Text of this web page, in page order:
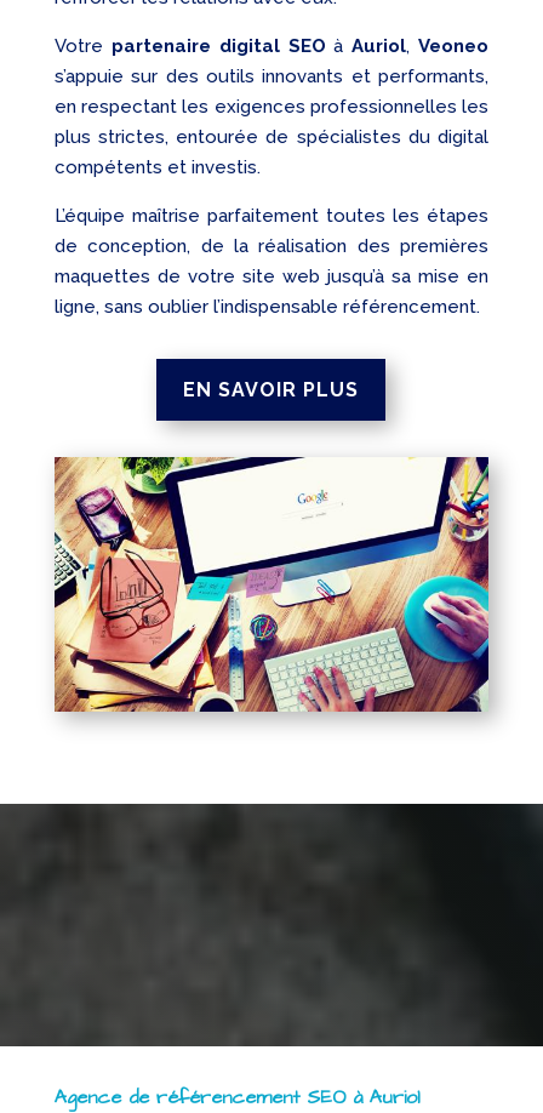
Votre partenaire digital SEO àAuriol,Veoneo
s’appuie sur des outils innovants et performants,
en respectant les exigences professionnelles les
plus strictes, entourée de spécialistes du digital
compétents et investis.
L’équipe maîtrise parfaitement toutes les étapes
de conception, de la réalisation des premières
maquettes de votre site web jusqu’à sa mise en
ligne, sans oublier l’indispensable référencement.
EN SAVOIR PLUS
Agence de référencement SEO à Auriol